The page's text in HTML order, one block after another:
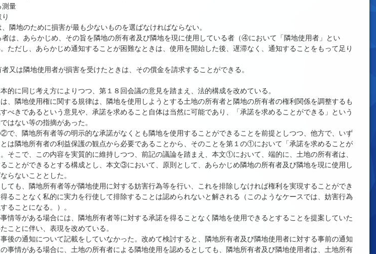
測量
隣地のために損害が最も少ないものを選ばなければならない。
は、あらかじめ、その旨を隣地の所有者及び隣地を現に使用している者（④において「隣地使用者」とい
ただし、あらかじめ通知することが困難なときは、使用を開始した後、遅滞なく、通知することをもって足り
は隣地使用者が損害を受けたときは、その償金を請求することができる。
的に同じ考え方によりつつ、第１８回会議の意見を踏まえ、法的構成を改めている。
、隣地使用権に関する規律は、隣地を使用しようとする土地の所有者と隣地の所有者の権利関係を調整するも
べきであるという意見や、承諾を求めること自体は当然に可能であり、「承諾を求めることができる」という
はない等の指摘があった。
で、隣地所有者等の明示的な承諾がなくとも隣地を使用することができることを前提としつつ、他方で、いず
は隣地所有者の利益保護の観点から必要であることから、そのことを第１の①において「承諾を求めることが
そこで、この内容を実質的に維持しつつ、前記の議論を踏まえ、本文①において、端的に、土地の所有者は、
ことができるとする構成とし、本文③において、原則として、あらかじめ隣地の所有者及び隣地を現に使用し
らないこととした。
ても、隣地所有者等が隣地使用に対する妨害行為等を行い、これを排除しなければ権利を実現することができ
ることなく私的に実力を行使して排除することは認められないと解される（このようなケースでは、妨害行為
ることになる。）。
情等がある場合には、隣地所有者等に対する承諾を得ることなく隣地を使用できるとすることを提案していた
ことに伴い、表現を改めている。
後の通知について記載をしていなかった。改めて検討すると、隣地所有者及び隣地使用者に対する事前の通知
事情がある場合に、土地の所有者による隣地使用を認めるとしても、隣地所有者及び隣地使用者は、土地所有